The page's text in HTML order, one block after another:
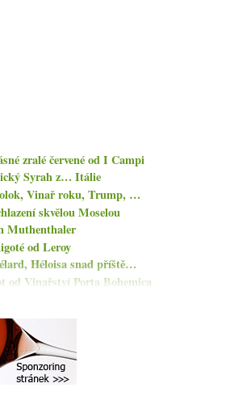
zralé červené od I Campi
Syrah z… Itálie
Vinař roku, Trump, …
skvělou Moselou
od Leroy
Héloisa snad příště…
od Vinařství Porta Bohemica
Itálie
2018, Montrachet 2016 sedmi vin...
a tasmánský Pinot Noir
Jaroslava Osičky
– Špigle a Bočky 2009
amfora z M&S